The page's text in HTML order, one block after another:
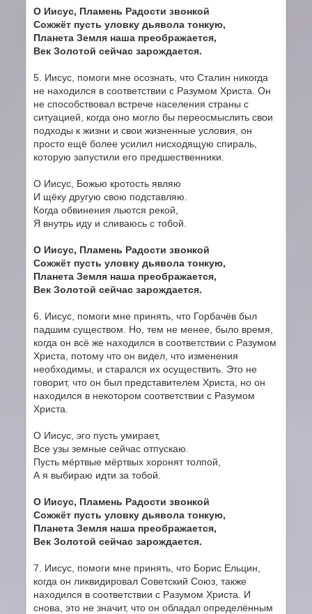
О Иисус, Пламень Радости звонкой
Сожжёт пусть уловку дьявола тонкую,
Планета Земля наша преображается,
Век Золотой сейчас зарождается.
5. Иисус, помоги мне осознать, что Сталин никогда
не находился в соответствии с Разумом Христа. Он
не способствовал встрече населения страны с
ситуацией, когда оно могло бы переосмыслить свои
подходы к жизни и свои жизненные условия, он
просто ещё более усилил нисходящую спираль,
которую запустили его предшественники.
О Иисус, Божью кротость являю
И щёку другую свою подставляю.
Когда обвинения льются рекой,
Я внутрь иду и сливаюсь с тобой.
О Иисус, Пламень Радости звонкой
Сожжёт пусть уловку дьявола тонкую,
Планета Земля наша преображается,
Век Золотой сейчас зарождается.
6. Иисус, помоги мне принять, что Горбачёв был
падшим существом. Но, тем не менее, было время,
когда он всё же находился в соответствии с Разумом
Христа, потому что он видел, что изменения
необходимы, и старался их осуществить. Это не
говорит, что он был представителем Христа, но он
находился в некотором соответствии с Разумом
Христа.
О Иисус, эго пусть умирает,
Все узы земные сейчас отпускаю.
Пусть мёртвые мёртвых хоронят толпой,
А я выбираю идти за тобой.
О Иисус, Пламень Радости звонкой
Сожжёт пусть уловку дьявола тонкую,
Планета Земля наша преображается,
Век Золотой сейчас зарождается.
7. Иисус, помоги мне принять, что Борис Ельцин,
когда он ликвидировал Советский Союз, также
находился в соответствии с Разумом Христа. И
снова, это не значит, что он обладал определённым